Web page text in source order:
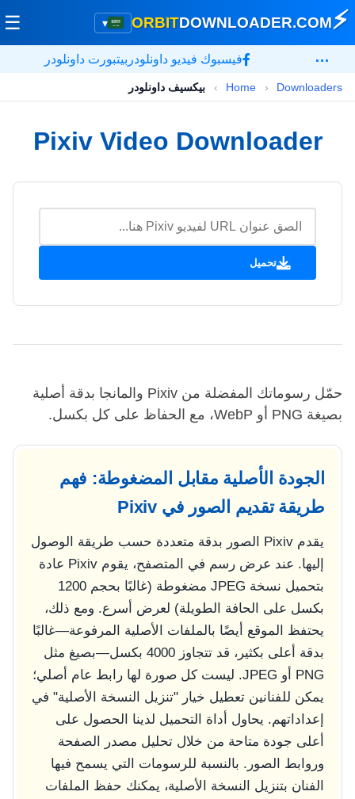
▾ ⚡
ORBITDOWNLOADER.COM
☰
فيسبوك فيديو داونلودر بيتبورت داونلودر …
Home › Downloaders
› بيكسيف داونلودر
Pixiv Video Downloader
تحميل
حمّل رسوماتك المفضلة من Pixiv والمانجا بدقة أصلية
بصيغة PNG أو WebP، مع الحفاظ على كل بكسل.
الجودة الأصلية مقابل المضغوطة: فهم
طريقة تقديم الصور في Pixiv
يقدم Pixiv الصور بدقة متعددة حسب طريقة الوصول
إليها. عند عرض رسم في المتصفح، يقوم Pixiv عادة
بتحميل نسخة JPEG مضغوطة (غالبًا بحجم 1200
بكسل على الحافة الطويلة) لعرض أسرع. ومع ذلك،
يحتفظ الموقع أيضًا بالملفات الأصلية المرفوعة—غالبًا
بدقة أعلى بكثير، قد تتجاوز 4000 بكسل—بصيغ مثل
PNG أو JPEG. ليست كل صورة لها رابط عام أصلي؛
يمكن للفنانين تعطيل خيار "تنزيل النسخة الأصلية" في
إعداداتهم. يحاول أداة التحميل لدينا الحصول على
أعلى جودة متاحة من خلال تحليل مصدر الصفحة
وروابط الصور. بالنسبة للرسومات التي يسمح فيها
الفنان بتنزيل النسخة الأصلية، يمكنك حفظ الملفات